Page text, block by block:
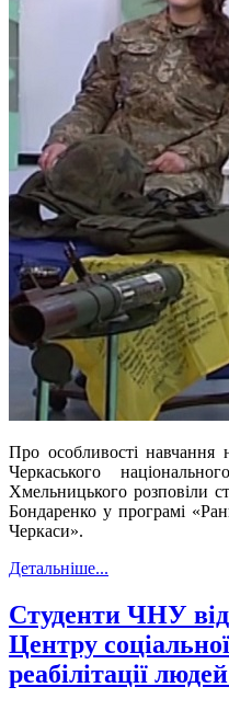
Про особливості навчання
Черкаського
Хмельницького розповіли
Бондаренко у програмі
Черкаси».
Детальніше...
Студенти ЧНУ
Центру
реабілітації